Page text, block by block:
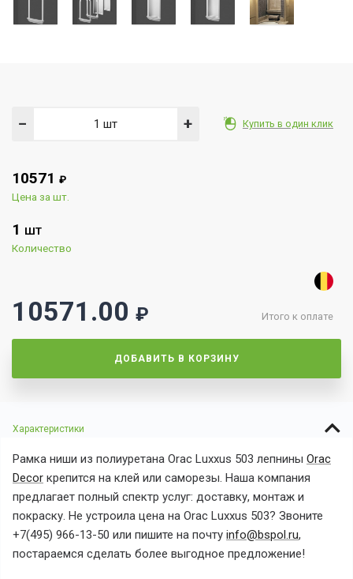
Купить в один клик
− +
10571 ₽
Цена за шт.
1 ШТ
Количество
Итого к оплате
10571.00 ₽
ДОБАВИТЬ В КОРЗИНУ
Характеристики
Рамка ниши из полиуретана Orac Luxxus 503 лепнины Orac
Decor крепится на клей или саморезы. Наша компания
предлагает полный спектр услуг: доставку, монтаж и
покраску. Не устроила цена на Orac Luxxus 503? Звоните
+7(495) 966-13-50 или пишите на почту info@bspol.ru,
постараемся сделать более выгодное предложение!